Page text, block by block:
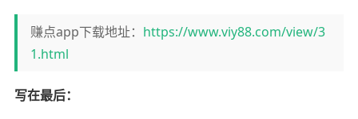
赚点app下载地址： https://www.viy88.com/view/3
1.html
写在最后：